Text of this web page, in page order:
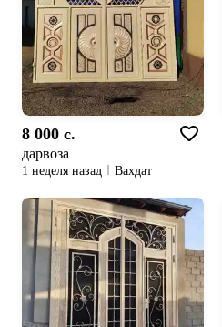
8 000 c.
дарвоза
1 неделя назад Вахдат